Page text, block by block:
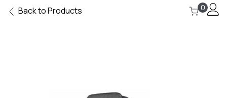
Back to Products 0